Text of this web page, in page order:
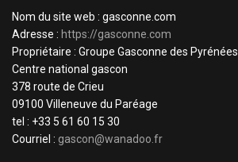
Nom du site web : gasconne.com
Adresse : https://gasconne.com
Propriétaire : Groupe Gasconne des Pyrénées
Centre national gascon
378 route de Crieu
09100 Villeneuve du Paréage
tel : +33 5 61 60 15 30
Courriel : gascon@wanadoo.fr